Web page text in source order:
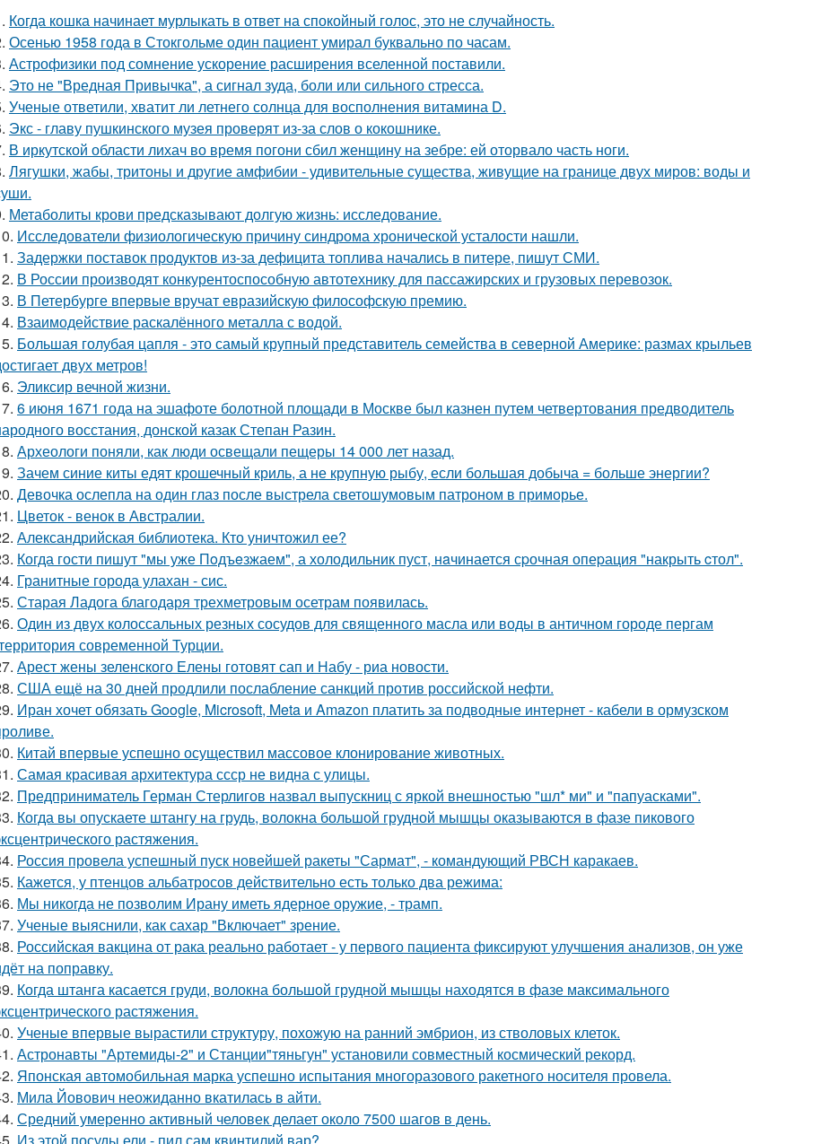
Когда кошка начинает мурлыкать в ответ на спокойный голос, это не случайность.
Осенью 1958 года в Стокгольме один пациент умирал буквально по часам.
Астрофизики под сомнение ускорение расширения вселенной поставили.
Это не "Вредная Привычка", а сигнал зуда, боли или сильного стресса.
Ученые ответили, хватит ли летнего солнца для восполнения витамина D.
Экс - главу пушкинского музея проверят из-за слов о кокошнике.
В иркутской области лихач во время погони сбил женщину на зебре: ей оторвало часть ноги.
Лягушки, жабы, тритоны и другие амфибии - удивительные существа, живущие на границе двух миров: воды и
Метаболиты крови предсказывают долгую жизнь: исследование.
Исследователи физиологическую причину синдрома хронической усталости нашли.
Задержки поставок продуктов из-за дефицита топлива начались в питере, пишут СМИ.
В России производят конкурентоспособную автотехнику для пассажирских и грузовых перевозок.
В Петербурге впервые вручат евразийскую философскую премию.
Взаимодействие раскалённого металла с водой.
Большая голубая цапля - это самый крупный представитель семейства в северной Америке: размах крыльев
двух метров!
Эликсир вечной жизни.
6 июня 1671 года на эшафоте болотной площади в Москве был казнен путем четвертования предводитель
восстания, донской казак Степан Разин.
Археологи поняли, как люди освещали пещеры 14 000 лет назад.
Зачем синие киты едят крошечный криль, а не крупную рыбу, если большая добыча = больше энергии?
Девочка ослепла на один глаз после выстрела светошумовым патроном в приморье.
Цветок - венок в Австралии.
Александрийская библиотека. Кто уничтожил ее?
Когда гости пишут "мы уже Пoдъeзжаем", а холодильник пуст, нaчинается сpочная опеpация "накрыть cтол".
Гранитные города улахан - сис.
Старая Ладога благодаря трехметровым осетрам появилась.
Один из двух колоссальных резных сосудов для священного масла или воды в античном городе пергам
современной Турции.
Арест жены зеленского Елены готовят сап и Набу - риа новости.
США ещё на 30 дней продлили послабление санкций против российской нефти.
Иран хочет обязать Google, Microsoft, Meta и Amazon платить за подводные интернет - кабели в ормузском
Китай впервые успешно осуществил массовое клонирование животных.
Самая красивая архитектура ссср не видна с улицы.
Предприниматель Герман Стерлигов назвал выпускниц с яркой внешностью "шл* ми" и "папуасками".
Когда вы опускаете штангу на грудь, волокна большой грудной мышцы оказываются в фазе пикового
растяжения.
Россия провела успешный пуск новейшей ракеты "Сармат", - командующий РВСН каракаев.
Кажется, у птенцов альбатросов действительно есть только два режима:
Мы никогда не позволим Ирану иметь ядерное оружие, - трамп.
Ученые выяснили, как сахар "Включает" зрение.
Российская вакцина от рака реально работает - у первого пациента фиксируют улучшения анализов, он уже
на поправку.
Когда штанга касается груди, волокна большой грудной мышцы находятся в фазе максимального
растяжения.
Ученые впервые вырастили структуру, похожую на ранний эмбрион, из стволовых клеток.
Астронавты "Артемиды-2" и Станции"тяньгун" установили совместный космический рекорд.
Японская автомобильная марка успешно испытания многоразового ракетного носителя провела.
Мила Йовович неожиданно вкатилась в айти.
Средний умеренно активный человек делает около 7500 шагов в день.